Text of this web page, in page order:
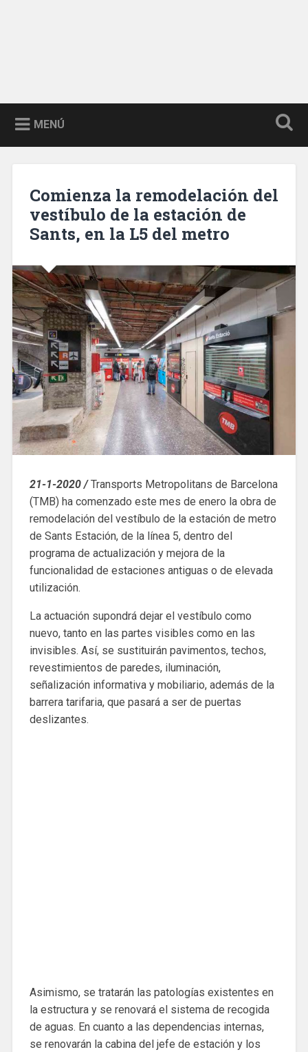
MENÚ
Comienza la remodelación del
vestíbulo de la estación de
Sants, en la L5 del metro
21-1-2020 /Transports Metropolitans de Barcelona
(TMB) ha comenzado este mes de enero la obra de
remodelación del vestíbulo de la estación de metro
de Sants Estación, de la línea 5, dentro del
programa de actualización y mejora de la
funcionalidad de estaciones antiguas o de elevada
utilización.
La actuación supondrá dejar el vestíbulo como
nuevo, tanto en las partes visibles como en las
invisibles. Así, se sustituirán pavimentos, techos,
revestimientos de paredes, iluminación,
señalización informativa y mobiliario, además de la
barrera tarifaria, que pasará a ser de puertas
deslizantes.
Asimismo, se tratarán las patologías existentes en
la estructura y se renovará el sistema de recogida
de aguas. En cuanto a las dependencias internas,
se renovarán la cabina del jefe de estación y los